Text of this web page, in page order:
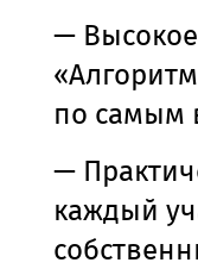
—
по самым
—
каждый